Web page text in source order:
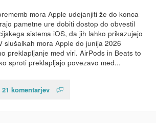
mora Apple udejanjiti že do konca
pametne ure dobiti dostop do obvestil
sistema iOS, da jih lahko prikazujejo
slušalkah mora Apple do junija 2026
preklapljanje med viri. AirPods in Beats to
sproti preklapljajo povezavo med...
21 komentarjev